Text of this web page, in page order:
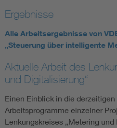
Ergebnisse
Alle Arbeitsergebnisse von
„Steuerung über intelligente
Aktuelle Arbeit des
und Digitalisierung“
Einen Einblick in die
Arbeitsprogramme einzelner
Lenkungskreises „Metering